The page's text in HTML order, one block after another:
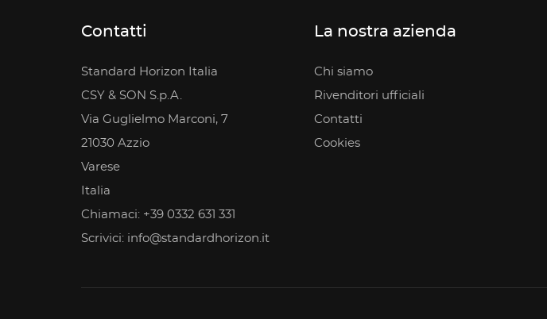
Contatti
Standard Horizon Italia
CSY & SON S.p.A.
Via Guglielmo Marconi, 7
21030 Azzio
Varese
Italia
Chiamaci: +39 0332 631 331
Scrivici: info@standardhorizon.it
La nostra azienda
Chi siamo
Rivenditori ufficiali
Contatti
Cookies